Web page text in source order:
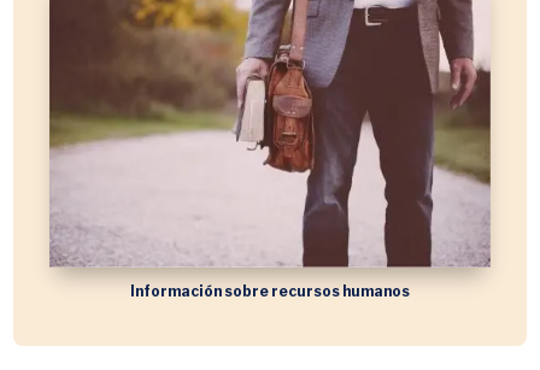
Información sobre recursos humanos